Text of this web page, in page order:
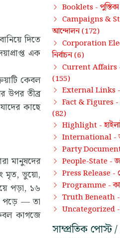
দিতে
এক
কেবল
উপর তীব্র
কাছে
মানুষদের
মৃত, ভুয়ো,
পড়া, ১৬
পড়ে — তা
কাগজে
Booklets - পুস্তিকা
Campaigns &
আন্দোলন(172)
Corporation
নির্বাচন(6)
Current Affairs
(155)
External Links -
Fact & Figures -
(82)
Highlight -
International -
Party
People-State -
Press Release -
Programme -
Truth Beneath -
Uncategorized
সাম্প্রতিক